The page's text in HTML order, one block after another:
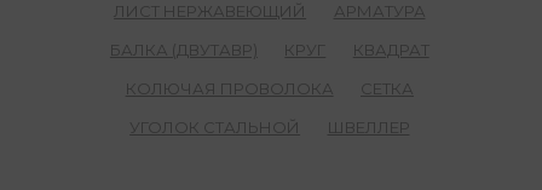
ЛИСТ НЕРЖАВЕЮЩИЙ
АРМАТУРА
БАЛКА (ДВУТАВР)
КРУГ
КВАДРАТ
КОЛЮЧАЯ ПРОВОЛОКА
СЕТКА
УГОЛОК СТАЛЬНОЙ
ШВЕЛЛЕР